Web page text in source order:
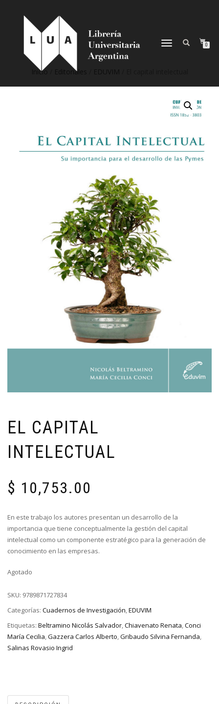
NAVEGACIÓN
0
Inicio Editoriales
EL CAPITAL
INTELECTUAL
$ 10,753.00
En este trabajo los autores presentan un desarrollo de la
importancia que tiene conceptualmente la gestión del capital
intelectual como un componente estratégico para la generación de
conocimiento en las empresas.
Agotado
SKU: 9789871727834
Categorías: Cuadernos de Investigación,EDUVIM
Etiquetas: Beltramino Nicolás Salvador,Chiavenato Renata,Conci
María Cecilia,Gazzera Carlos Alberto,Gribaudo Silvina Fernanda,
Salinas Rovasio Ingrid